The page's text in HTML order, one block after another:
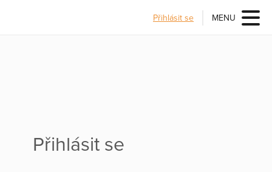
Přihlásit se MENU
Přihlásit se